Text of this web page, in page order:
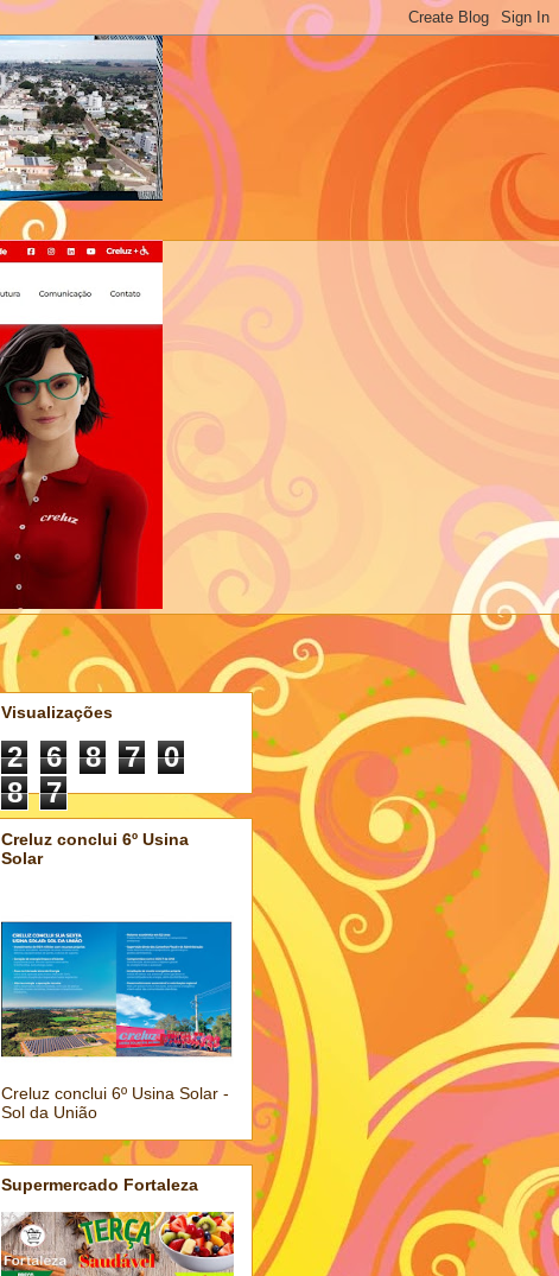
Visualizações
2 6 8 7
0
8
7
Creluz conclui 6º Usina
Solar
Creluz conclui 6º Usina Solar -
Sol da União
Supermercado Fortaleza